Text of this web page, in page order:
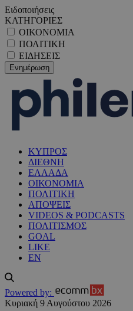
Ειδοποιήσεις
ΚΑΤΗΓΟΡΙΕΣ
ΟΙΚΟΝΟΜΙΑ
ΠΟΛΙΤΙΚΗ
ΕΙΔΗΣΕΙΣ
ΚΥΠΡΟΣ
ΔΙΕΘΝΗ
ΕΛΛΑΔΑ
ΟΙΚΟΝΟΜΙΑ
ΠΟΛΙΤΙΚΗ
ΑΠΟΨΕΙΣ
VIDEOS & PODCASTS
ΠΟΛΙΤΙΣΜΟΣ
GOAL
LIKE
EN
Powered by:
Κυριακή 9 Αυγούστου 2026